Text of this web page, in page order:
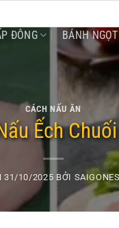
ĐÔNG BÁNH NGỌT
CÁCH NẤU ĂN
Ếch
31/10/2025 BỞI